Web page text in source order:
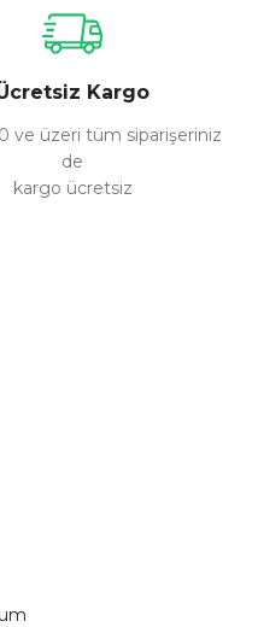
Kargo
ve üzeri tüm siparişeriniz
de
kargo ücretsiz